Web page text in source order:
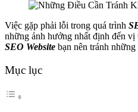
Việc gặp phải lỗi trong quá trình
những ảnh hưởng nhất định đến
SEO Website bạn nên tránh những
Mục lục